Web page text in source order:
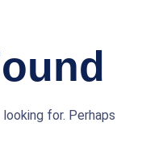
for. Perhaps